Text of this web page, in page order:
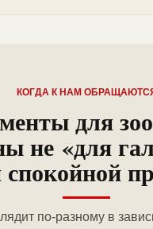
КОГДА К НАМ
для
не «для
по-разному в